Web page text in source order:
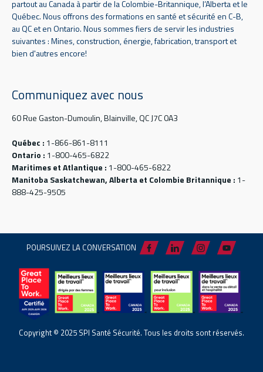
partout au Canada à partir de la Colombie-Britannique, l’Alberta et le
Québec. Nous offrons des formations en santé et sécurité en C-B,
au QC et en Ontario. Nous sommes fiers de servir les industries
suivantes : Mines, construction, énergie, fabrication, transport et
bien d'autres encore!
Communiquez avec nous
60 Rue Gaston-Dumoulin, Blainville, QC J7C 0A3
Québec : 1-866-861-8111
Ontario : 1-800-465-6822
Maritimes et Atlantique : 1-800-465-6822
Manitoba Saskatchewan, Alberta et Colombie Britannique : 1-
888-425-9505
POURSUIVEZ LA CONVERSATION
Copyright © 2025 SPI Santé Sécurité. Tous les droits sont réservés.